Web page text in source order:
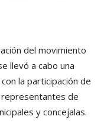
del movimiento
llevó a cabo una
la participación de
de
y concejalas.